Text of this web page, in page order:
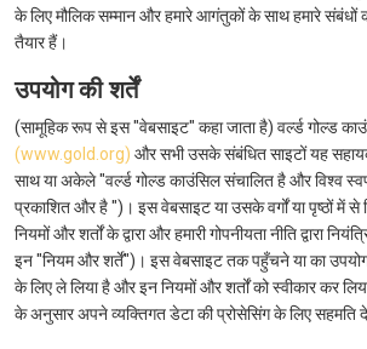
के लिए मौलिक सम्मान और हमारे आगंतुकों के साथ हमारे संबंधों
तैयार हैं।
उपयोग की शर्तें
(सामूहिक रूप से इस "वेबसाइट" कहा जाता है) वर्ल्ड गोल्ड
(www.gold.org) और सभी उसके संबंधित साइटों यह
साथ या अकेले "वर्ल्ड गोल्ड काउंसिल संचालित है और विश्व
प्रकाशित और है ")। इस वेबसाइट या उसके वर्गों या पृष्ठों में
नियमों और शर्तों के द्वारा और हमारी गोपनीयता नीति द्वारा
इन "नियम और शर्तें")। इस वेबसाइट तक पहुँचने या का
के लिए ले लिया है और इन नियमों और शर्तों को स्वीकार कर
के अनुसार अपने व्यक्तिगत डेटा की प्रोसेसिंग के लिए सहमति दे